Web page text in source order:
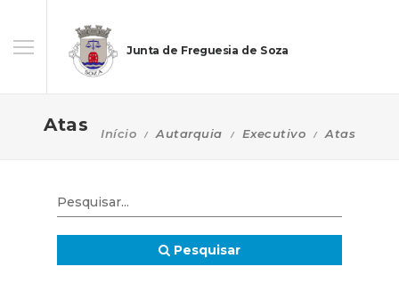
Junta de Freguesia de Soza
Atas Início Autarquia Executivo Atas
Pesquisar